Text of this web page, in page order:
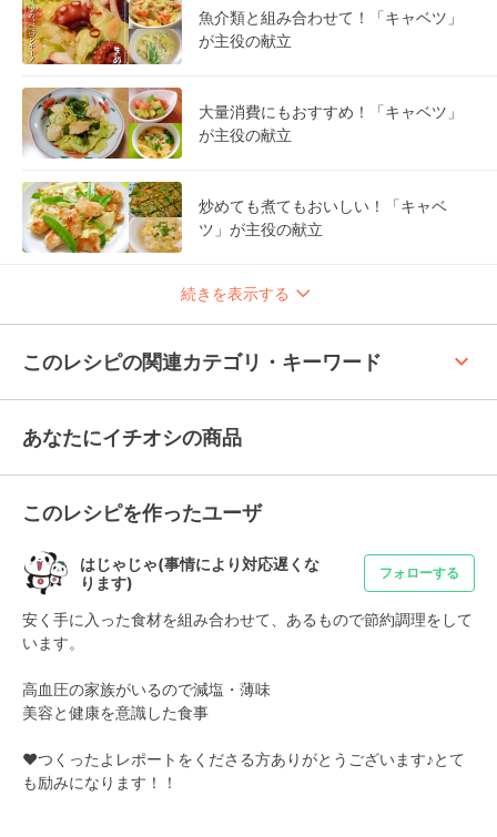
魚介類と組み合わせて！「キャベツ」
が主役の献立
大量消費にもおすすめ！「キャベツ」
が主役の献立
炒めても煮てもおいしい！「キャベ
ツ」が主役の献立
続きを表示する
このレシピの関連カテゴリ・キーワード keyboard_arrow_up
あなたにイチオシの商品
このレシピを作ったユーザ
はじゃじゃ(事情により対応遅くな
ります)
フォローする
安く手に入った食材を組み合わせて、あるもので節約調理をして
います。
高血圧の家族がいるので減塩・薄味
美容と健康を意識した食事
♥つくったよレポートをくださる方ありがとうございます♪とて
も励みになります！！